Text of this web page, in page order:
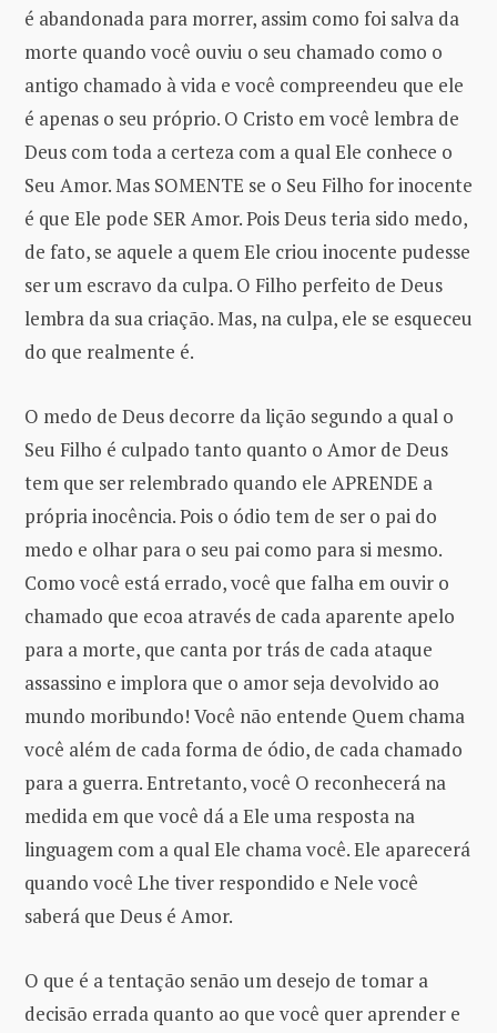
é abandonada para morrer, assim como foi salva da
morte quando você ouviu o seu chamado como o
antigo chamado à vida e você compreendeu que ele
é apenas o seu próprio. O Cristo em você lembra de
Deus com toda a certeza com a qual Ele conhece o
Seu Amor. Mas SOMENTE se o Seu Filho for inocente
é que Ele pode SER Amor. Pois Deus teria sido medo,
de fato, se aquele a quem Ele criou inocente pudesse
ser um escravo da culpa. O Filho perfeito de Deus
lembra da sua criação. Mas, na culpa, ele se esqueceu
do que realmente é.
O medo de Deus decorre da lição segundo a qual o
Seu Filho é culpado tanto quanto o Amor de Deus
tem que ser relembrado quando ele APRENDE a
própria inocência. Pois o ódio tem de ser o pai do
medo e olhar para o seu pai como para si mesmo.
Como você está errado, você que falha em ouvir o
chamado que ecoa através de cada aparente apelo
para a morte, que canta por trás de cada ataque
assassino e implora que o amor seja devolvido ao
mundo moribundo! Você não entende Quem chama
você além de cada forma de ódio, de cada chamado
para a guerra. Entretanto, você O reconhecerá na
medida em que você dá a Ele uma resposta na
linguagem com a qual Ele chama você. Ele aparecerá
quando você Lhe tiver respondido e Nele você
saberá que Deus é Amor.
O que é a tentação senão um desejo de tomar a
decisão errada quanto ao que você quer aprender e